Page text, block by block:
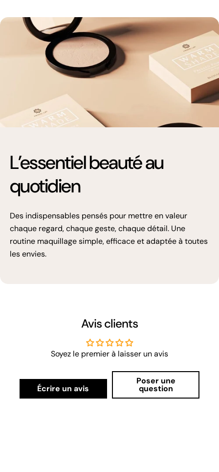
L’essentiel beauté au
quotidien
Des indispensables pensés pour mettre en valeur
chaque regard, chaque geste, chaque détail. Une
routine maquillage simple, efficace et adaptée à toutes
les envies.
Avis clients
Soyez le premier à laisser un avis
Écrire un avis
Poser une
question